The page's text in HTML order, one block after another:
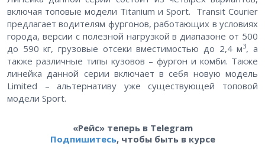
включая топовые модели Titanium и Sport. Transit Courier
предлагает водителям фургонов, работающих в условиях
города, версии с полезной нагрузкой в диапазоне от 500
до 590 кг, грузовые отсеки вместимостью до 2,4 м3, а
также различные типы кузовов – фургон и комби. Также
линейка данной серии включает в себя новую модель
Limited – альтернативу уже существующей топовой
модели Sport.
«Рейс» теперь в Telegram
Подпишитесь, чтобы быть в курсе